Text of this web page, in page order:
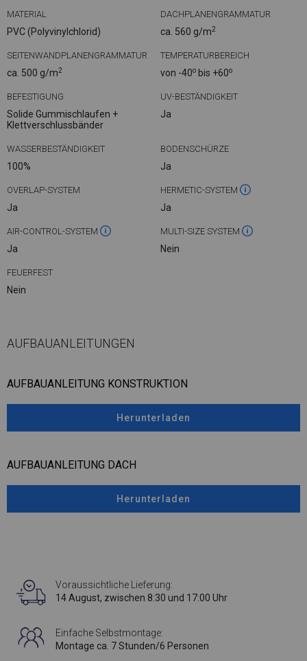
MATERIAL
PVC (Polyvinylchlorid)
DACHPLANENGRAMMATUR
ca. 560 g/m2
SEITENWANDPLANENGRAMMATUR
ca. 500 g/m2
TEMPERATURBEREICH
von -40o bis +60o
BEFESTIGUNG
Solide Gummischlaufen +
Klettverschlussbänder
UV-BESTÄNDIGKEIT
Ja
WASSERBESTÄNDIGKEIT
100%
BODENSCHÜRZE
Ja
OVERLAP-SYSTEM
Ja
HERMETIC-SYSTEM
Ja
AIR-CONTROL-SYSTEM
Ja
MULTI-SIZE SYSTEM
Nein
FEUERFEST
Nein
AUFBAUANLEITUNGEN
AUFBAUANLEITUNG KONSTRUKTION
Herunterladen
AUFBAUANLEITUNG DACH
Herunterladen
Voraussichtliche Lieferung:
14 August, zwischen 8:30 und 17:00 Uhr
Einfache Selbstmontage:
Montage ca. 7 Stunden/6 Personen